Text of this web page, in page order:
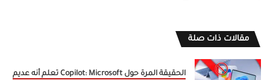
مقالات ذات صلة
الحقيقة المرة حول Copilot: Microsoft تعلم أنه عديم